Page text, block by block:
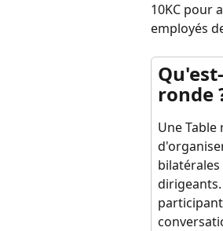
10KC pour
employés
ronde
Une